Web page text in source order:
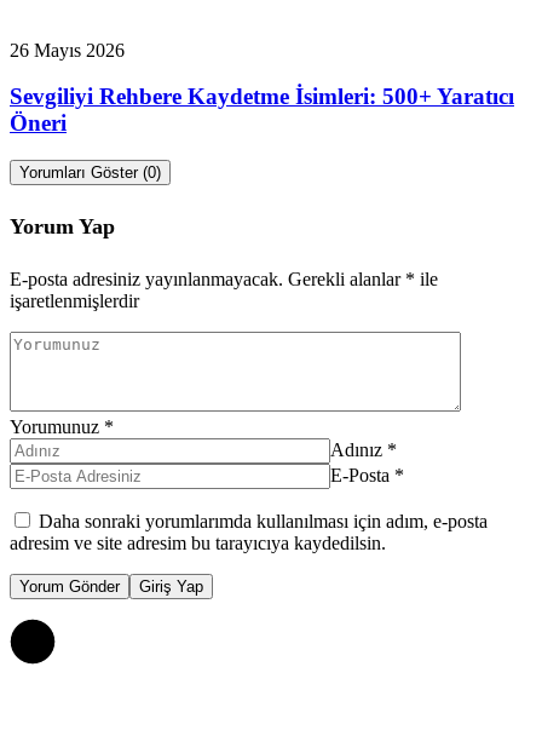
26 Mayıs 2026
Sevgiliyi Rehbere Kaydetme İsimleri: 500+ Yaratıcı
Öneri
Yorumları Göster (0)
Yorum Yap
E-posta adresiniz yayınlanmayacak. Gerekli alanlar * ile
işaretlenmişlerdir
Yorumunuz *
Adınız *
E-Posta *
Daha sonraki yorumlarımda kullanılması için adım, e-posta
adresim ve site adresim bu tarayıcıya kaydedilsin.
Yorum Gönder Giriş Yap